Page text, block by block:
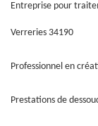
Entreprise pour
Verreries 34190
Professionnel en
Prestations de